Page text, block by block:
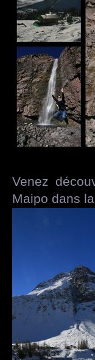
Venez
Maipo dans